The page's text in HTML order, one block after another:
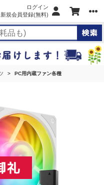
ログイン
新規会員登録(無料)
PC用内蔵ファン各種